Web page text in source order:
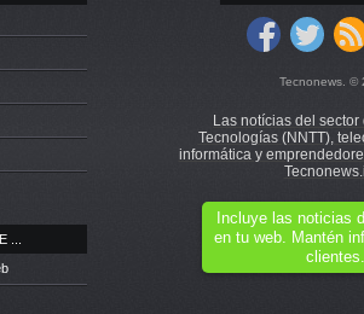
...
Tecnonews. ©
Las notícias del
Tecnologías (NNTT),
informática y
Incluye las noticias
en tu web. Mantén
clientes.